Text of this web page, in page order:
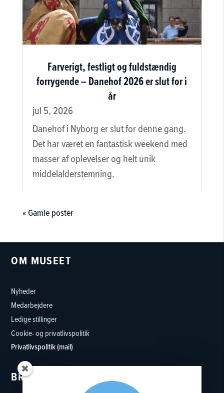
Farverigt, festligt og fuldstændig
forrygende – Danehof 2026 er slut for i
år
jul 5, 2026
Danehof i Nyborg er slut for denne gang.
Det har været en fantastisk weekend med
masser af oplevelser og helt unik
middelalderstemning.
« Gamle poster
OM MUSEET
Nyheder
Medarbejdere
Ledige stillinger
Cookie- og privatlivspolitik
Privatlivspolitik (mail)
BRUG MUSEET